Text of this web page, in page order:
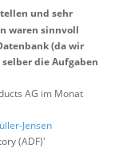
und sehr
waren sinnvoll
(da wir
die Aufgaben
AG im Monat
Jensen
(ADF)'